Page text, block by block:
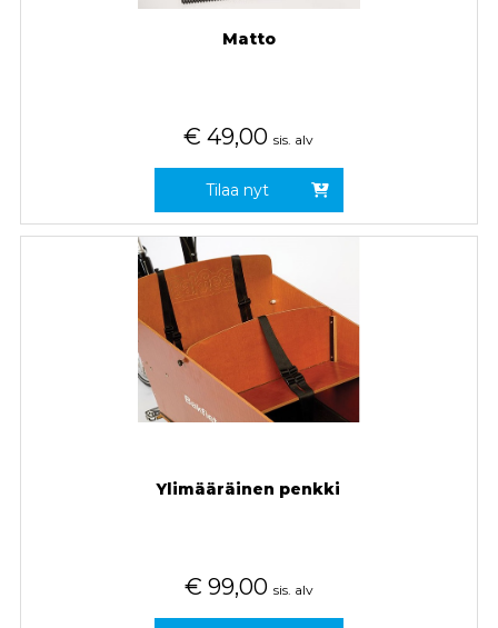
Matto
€ 49,00 sis. alv
Tilaa nyt
Ylimääräinen penkki
€ 99,00 sis. alv